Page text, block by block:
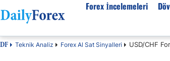
Forex İncelemeleri
DF Teknik Analiz Forex Al Sat Sinyalleri USD/CHF